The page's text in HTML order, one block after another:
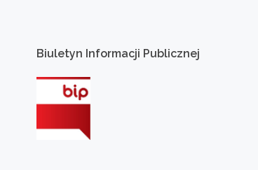
Biuletyn Informacji Publicznej